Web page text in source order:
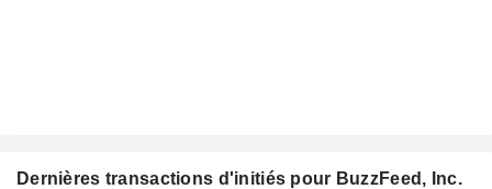
Dernières transactions d'initiés pour BuzzFeed, Inc.